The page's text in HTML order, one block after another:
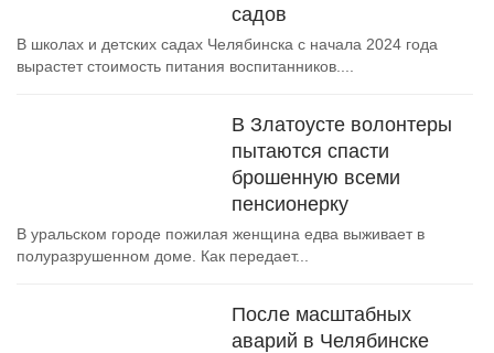
садов
В школах и детских садах Челябинска с начала 2024 года
вырастет стоимость питания воспитанников....
В Златоусте волонтеры
пытаются спасти
брошенную всеми
пенсионерку
В уральском городе пожилая женщина едва выживает в
полуразрушенном доме. Как передает...
После масштабных
аварий в Челябинске